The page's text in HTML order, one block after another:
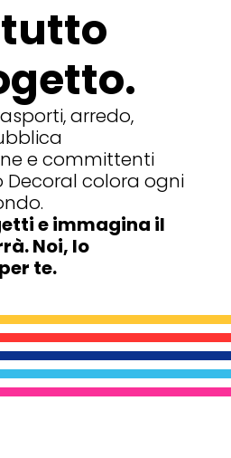
tutto
arredo,
e committenti
Decoral colora ogni
e immagina il
Noi, lo
te.